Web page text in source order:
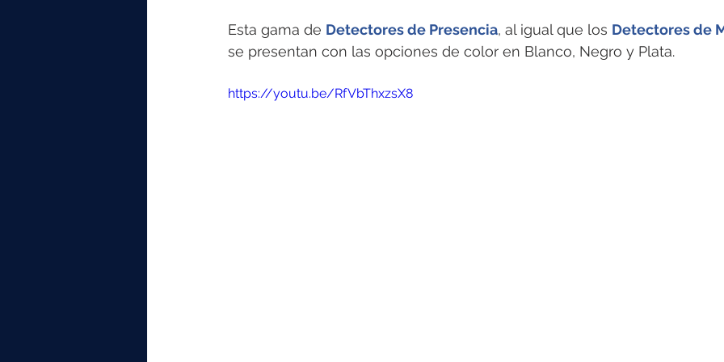
Esta gama de Detectores de Presencia, al igual que los Detectores de
se presentan con las opciones de color en Blanco, Negro y Plata.
https://youtu.be/RfVbThxzsX8